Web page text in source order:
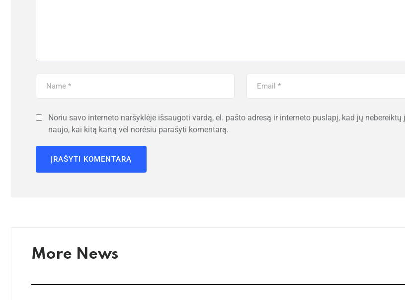
Noriu savo interneto naršyklėje išsaugoti vardą, el. pašto adresą ir interneto puslapį, kad jų nebereiktų
naujo, kai kitą kartą vėl norėsiu parašyti komentarą.
More News